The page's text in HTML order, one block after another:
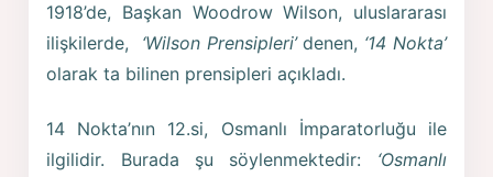
1918’de, Başkan Woodrow Wilson, uluslararası
ilişkilerde, ‘Wilson Prensipleri’denen, ‘14 Nokta’
olarak ta bilinen prensipleri açıkladı.
14 Nokta’nın 12.si, Osmanlı İmparatorluğu ile
ilgilidir. Burada şu söylenmektedir: ‘Osmanlı